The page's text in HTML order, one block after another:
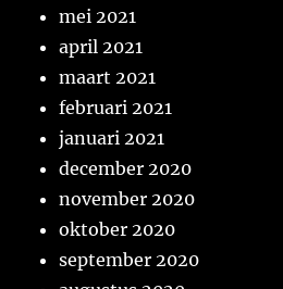
mei 2021
april 2021
maart 2021
februari 2021
januari 2021
december 2020
november 2020
oktober 2020
september 2020